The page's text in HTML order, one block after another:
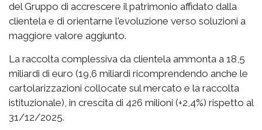
del Gruppo di accrescere il patrimonio affidato dalla
clientela e di orientarne l'evoluzione verso soluzioni a
maggiore valore aggiunto.
La raccolta complessiva da clientela ammonta a 18,5
miliardi di euro (19,6 miliardi ricomprendendo anche le
cartolarizzazioni collocate sul mercato e la raccolta
istituzionale), in crescita di 426 milioni (+2,4%) rispetto al
31/12/2025.